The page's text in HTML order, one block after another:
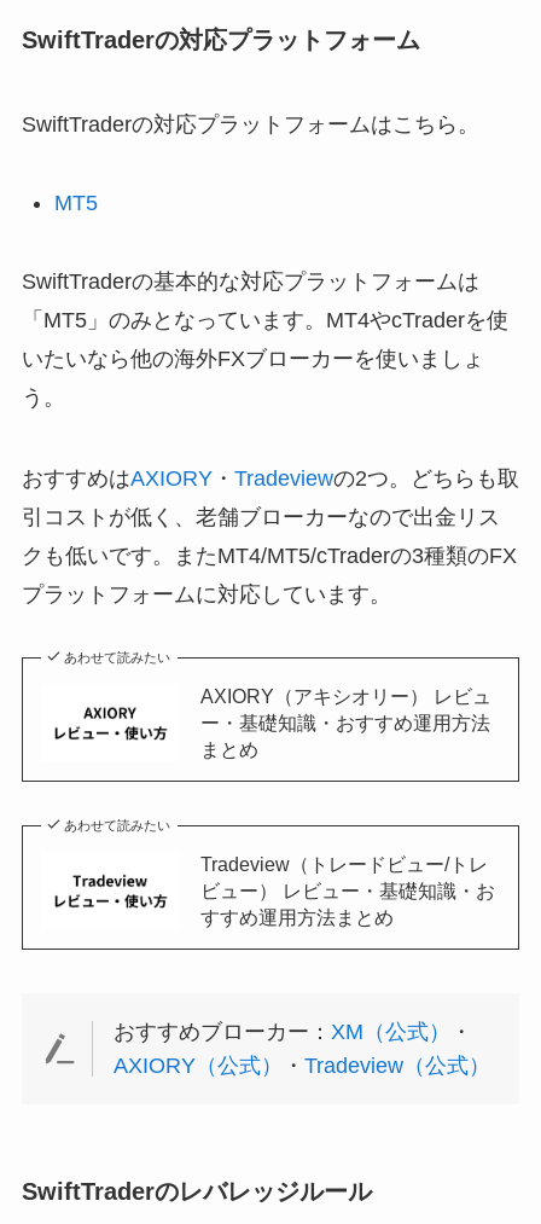
SwiftTraderの対応プラットフォーム
SwiftTraderの対応プラットフォームはこちら。
MT5
SwiftTraderの基本的な対応プラットフォームは
「MT5」のみとなっています。MT4やcTraderを使
いたいなら他の海外FXブローカーを使いましょ
う。
おすすめはAXIORY・ Tradeviewの2つ。どちらも取
引コストが低く、老舗ブローカーなので出金リス
クも低いです。またMT4/MT5/cTraderの3種類のFX
プラットフォームに対応しています。
あわせて読みたい
AXIORY（アキシオリー） レビュ
ー・基礎知識・おすすめ運用方法
まとめ
あわせて読みたい
Tradeview（トレードビュー/トレ
ビュー） レビュー・基礎知識・お
すすめ運用方法まとめ
おすすめブローカー： XM（公式）
・
AXIORY（公式）
・Tradeview（公式）
SwiftTraderのレバレッジルール